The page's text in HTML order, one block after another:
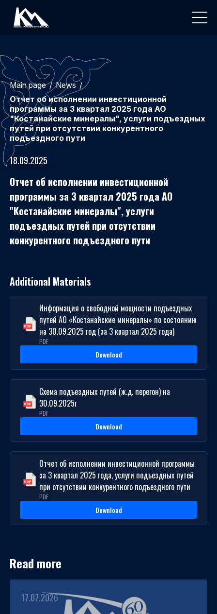
Main page / News /
Отчет об исполнении инвестиционной
программы за 3 квартал 2025 года АО
"Костанайские минералы", услуги подъездных
путей при отсутствии конкурентного
подъездного пути
18.09.2025
Отчет об исполнении инвестиционной
программы за 3 квартал 2025 года АО
"Костанайские минералы", услуги
подъездных путей при отсутствии
конкурентного подъездного пути
Additional Materials
Информация о свободной мощности подъездных
путей АО «Костанайские минералы» по состоянию
на 30.09.2025 год (за 3 квартал 2025 года)
PDF
Download
Схема подъездных путей (ж.д. перегон) на
30.09.2025г
PDF
Download
Отчет об исполнении инвестиционной программы
за 3 квартал 2025 года, услуги подъездных путей
при отсутствии конкурентного подъездного пути
PDF
Download
Read more
17.07.2026